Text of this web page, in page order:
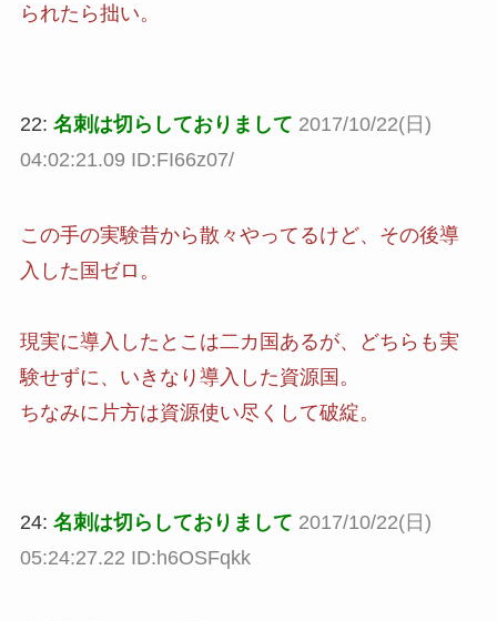
られたら拙い。
22: 名刺は切らしておりまして 2017/10/22(日)
04:02:21.09 ID:FI66z07/
この手の実験昔から散々やってるけど、その後導
入した国ゼロ。
現実に導入したとこは二カ国あるが、どちらも実
験せずに、いきなり導入した資源国。
ちなみに片方は資源使い尽くして破綻。
24: 名刺は切らしておりまして 2017/10/22(日)
05:24:27.22 ID:h6OSFqkk